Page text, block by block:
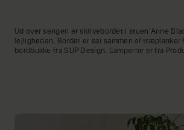
Ud over sengen er skrivebordet i stuen Anne
lejligheden. Bordet er sat sammen af træplanker
bordbukke fra SUP Design. Lamperne er fra